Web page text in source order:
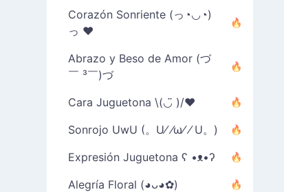
Corazón Sonriente (っ◔◡◔)
っ ♥
Abrazo y Beso de Amor (づ
￣ ³￣)づ
Cara Juguetona \(◡̈ )/♥︎
Sonrojo UwU (。U⁄ ⁄ω⁄ ⁄ U。)
Expresión Juguetona ʕ •ᴥ•ʔ
Alegría Floral (◕ᴗ◕✿)